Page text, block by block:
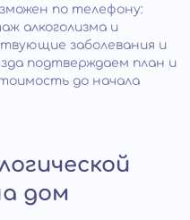
по телефону:
алкоголизма и
заболевания и
подтверждаем план и
до начала
дом